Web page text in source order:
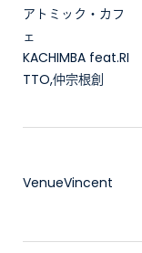
アトミック・カフ
ェ
KACHIMBA feat.RI
TTO,仲宗根創
VenueVincent